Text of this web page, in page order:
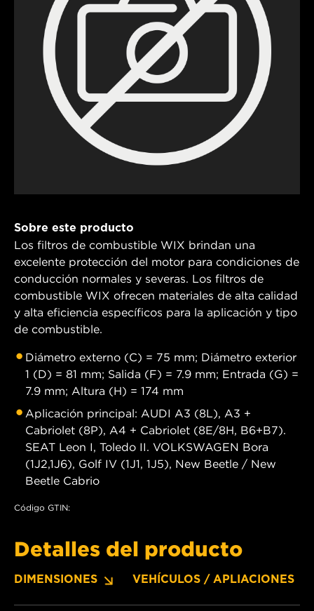
Sobre este producto
Los filtros de combustible WIX brindan una
excelente protección del motor para condiciones de
conducción normales y severas. Los filtros de
combustible WIX ofrecen materiales de alta calidad
y alta eficiencia específicos para la aplicación y tipo
de combustible.
Diámetro externo (C) = 75 mm; Diámetro exterior
1 (D) = 81 mm; Salida (F) = 7.9 mm; Entrada (G) =
7.9 mm; Altura (H) = 174 mm
Aplicación principal: AUDI A3 (8L), A3 +
Cabriolet (8P), A4 + Cabriolet (8E/8H, B6+B7).
SEAT Leon I, Toledo II. VOLKSWAGEN Bora
(1J2,1J6), Golf IV (1J1, 1J5), New Beetle / New
Beetle Cabrio
Código GTIN:
Detalles del producto
DIMENSIONES VEHÍCULOS / APLIACIONES